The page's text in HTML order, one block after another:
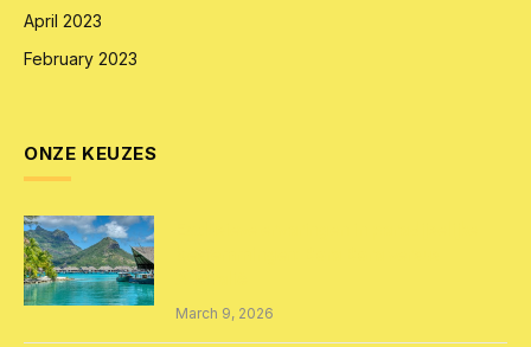
April 2023
February 2023
ONZE KEUZES
March 9, 2026